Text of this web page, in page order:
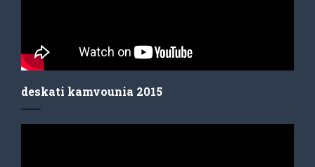
deskati kamvounia 2015